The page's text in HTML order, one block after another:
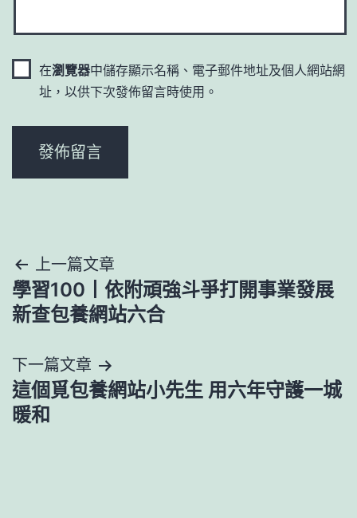
在瀏覽器中儲存顯示名稱、電子郵件地址及個人網站網
址，以供下次發佈留言時使用。
文
章
覽
上一篇文章
學習100丨依附頑強斗爭打開事業發展
新查包養網站六合
下一篇文章
這個覓包養網站小先生 用六年守護一城
暖和